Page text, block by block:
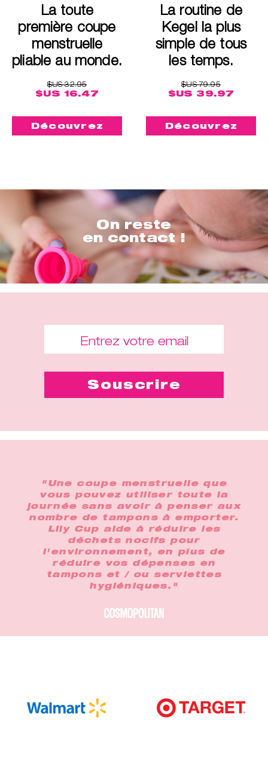
La toute
première coupe
menstruelle
pliable au monde.
$US 32.95
$US 16.47
Découvrez
La routine de
Kegel la plus
simple de tous
les temps.
$US 79.95
$US 39.97
Découvrez
On reste
en contact !
"Une coupe menstruelle que
vous pouvez utiliser toute la
journée sans avoir à penser aux
nombre de tampons à emporter.
Lily Cup aide à réduire les
déchets nocifs pour
l'environnement, en plus de
réduire vos dépenses en
tampons et / ou serviettes
hygiéniques."